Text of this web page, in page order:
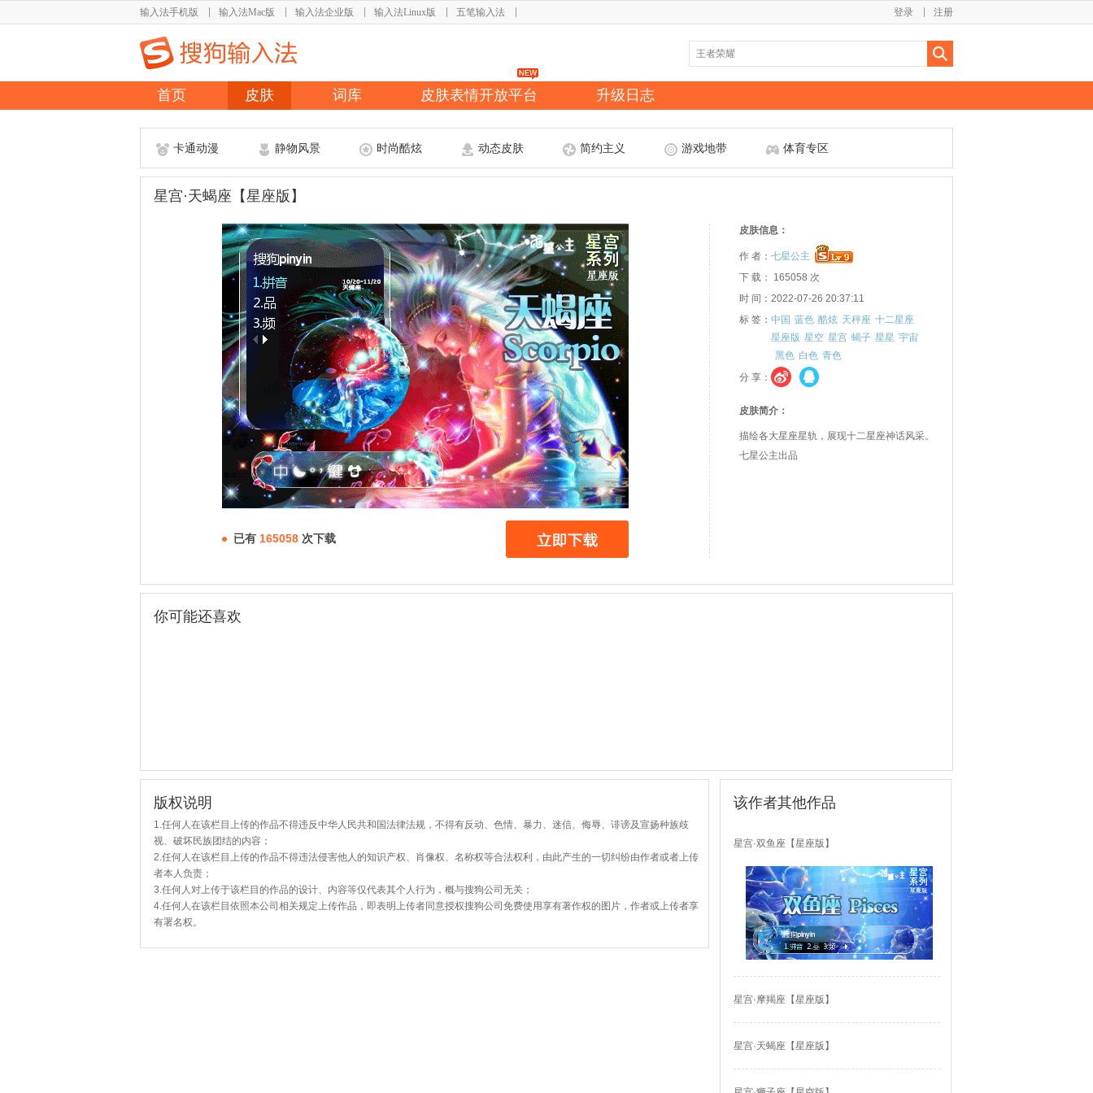
输入法手机版 输入法Mac版 输入法企业版 输入法Linux版 五笔输入法 注册
登录
首页 皮肤 词库 皮肤表情开放平台 升级日志
卡通动漫 静物风景 时尚酷炫 动态皮肤 简约主义 游戏地带 体育专区
星宫·天蝎座【星座版】
已有 165058 次下载
皮肤信息：
作 者： 七星公主
下 载： 165058 次
时 间：2022-07-26 20:37:11
标 签： 中国 蓝色 酷炫 天秤座 十二星座
星座版 星空 星宫 蝎子 星星 宇宙
黑色 白色 青色
分 享：
皮肤简介：
描绘各大星座星轨，展现十二星座神话风采。
七星公主出品
你可能还喜欢
版权说明
1.任何人在该栏目上传的作品不得违反中华人民共和国法律法规，不得有反动、色情、暴力、迷信、侮辱、诽谤及宣扬种族歧
视、破坏民族团结的内容；
2.任何人在该栏目上传的作品不得违法侵害他人的知识产权、肖像权、名称权等合法权利，由此产生的一切纠纷由作者或者上传
者本人负责；
3.任何人对上传于该栏目的作品的设计、内容等仅代表其个人行为，概与搜狗公司无关；
4.任何人在该栏目依照本公司相关规定上传作品，即表明上传者同意授权搜狗公司免费使用享有著作权的图片，作者或上传者享
有署名权。
该作者其他作品
星宫·双鱼座【星座版】
星宫·摩羯座【星座版】
星宫·天蝎座【星座版】